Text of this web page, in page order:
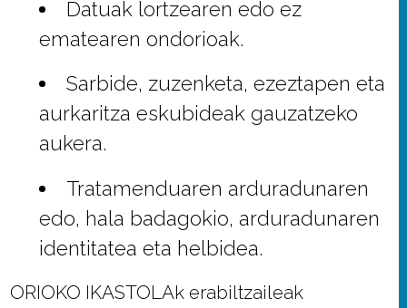
Datuak lortzearen edo ez
ematearen ondorioak.
Sarbide, zuzenketa, ezeztapen eta
aurkaritza eskubideak gauzatzeko
aukera.
Tratamenduaren arduradunaren
edo, hala badagokio, arduradunaren
identitatea eta helbidea.
ORIOKO IKASTOLAk erabiltzaileak